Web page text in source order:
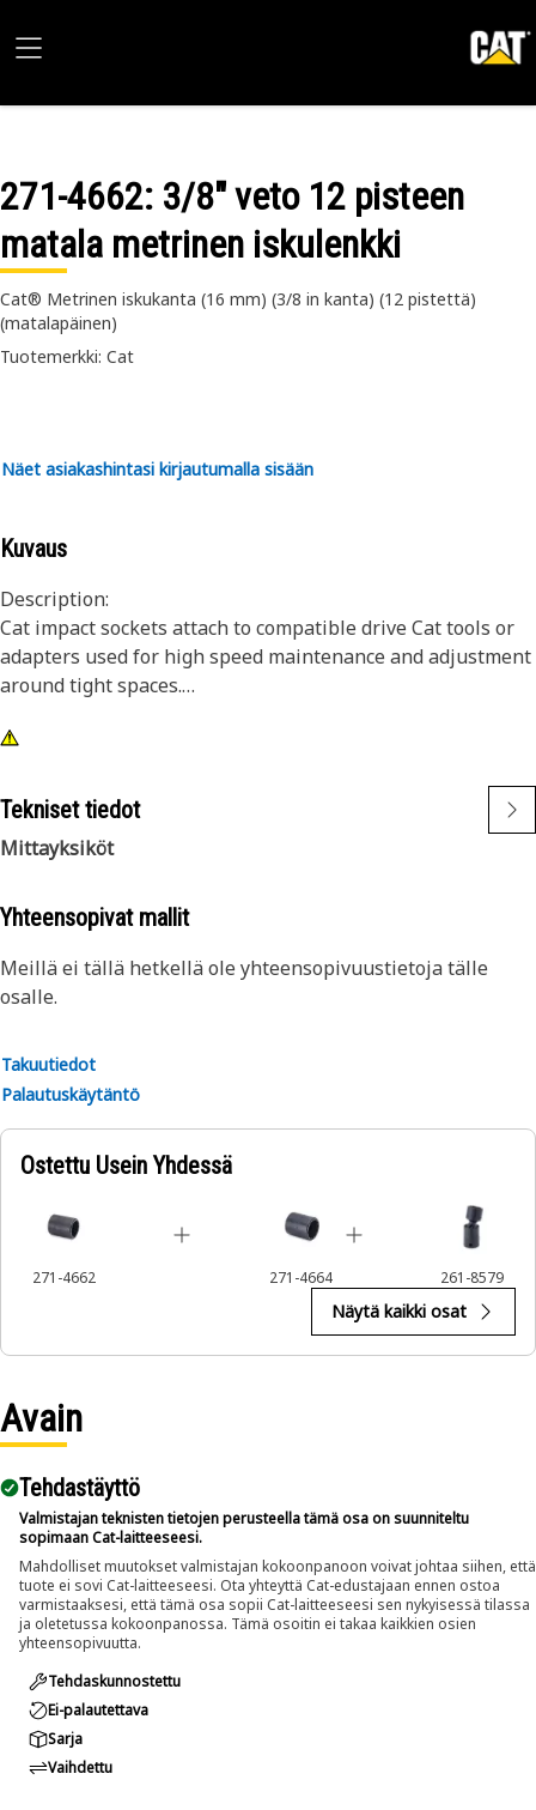
271-4662: 3/8" veto 12 pisteen
matala metrinen iskulenkki
Cat® Metrinen iskukanta (16 mm) (3/8 in kanta) (12 pistettä)
(matalapäinen)
Tuotemerkki: Cat
Näet asiakashintasi kirjautumalla sisään
Kuvaus
Description:
Cat impact sockets attach to compatible drive Cat tools or
adapters used for high speed maintenance and adjustment
around tight spaces.
Attributes:
• Shallow length
• Black oxide finish
Tekniset tiedot
Mittayksiköt
Yhteensopivat mallit
Meillä ei tällä hetkellä ole yhteensopivuustietoja tälle
osalle.
Takuutiedot
Palautuskäytäntö
Ostettu Usein Yhdessä
271-4662 271-4664 261-8579
Näytä kaikki osat
Avain
Tehdastäyttö
Valmistajan teknisten tietojen perusteella tämä osa on suunniteltu
sopimaan Cat-laitteeseesi.
Mahdolliset muutokset valmistajan kokoonpanoon voivat johtaa siihen, että
tuote ei sovi Cat-laitteeseesi. Ota yhteyttä Cat-edustajaan ennen ostoa
varmistaaksesi, että tämä osa sopii Cat-laitteeseesi sen nykyisessä tilassa
ja oletetussa kokoonpanossa. Tämä osoitin ei takaa kaikkien osien
yhteensopivuutta.
Tehdaskunnostettu
Ei-palautettava
Sarja
Vaihdettu